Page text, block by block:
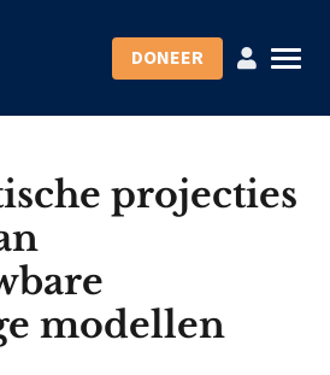
DONEER
projecties
modellen